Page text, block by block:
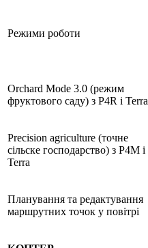
Режими роботи
Orchard Mode 3.0 (режим
фруктового саду) з P4R і Terra
Precision agriculture (точне
сільске господарство) з P4M і
Terra
Планування та редактування
маршрутних точок у повітрі